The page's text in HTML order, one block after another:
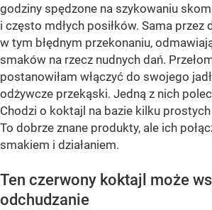
godziny spędzone na szykowaniu
i często mdłych posiłków. Sama przez
w tym błędnym przekonaniu,
smaków na rzecz nudnych dań.
postanowiłam włączyć do swojego
odżywcze przekąski. Jedną z nich
Chodzi o koktajl na bazie kilku prostych
To dobrze znane produkty, ale ich
smakiem i działaniem.
Ten czerwony koktajl może
odchudzanie